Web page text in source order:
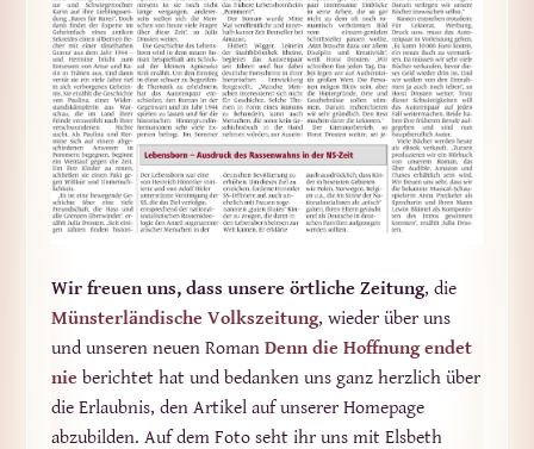
Wir freuen uns, dass unsere örtliche Zeitung, die
Münsterländische Volkszeitung, wieder über uns
und unseren neuen RomanDenn die Hoffnung endet
nie berichtet hat und bedanken uns ganz herzlich über
die Erlaubnis, den Artikel auf unserer Homepage
abzubilden. Auf dem Foto seht ihr uns mit Elsbeth